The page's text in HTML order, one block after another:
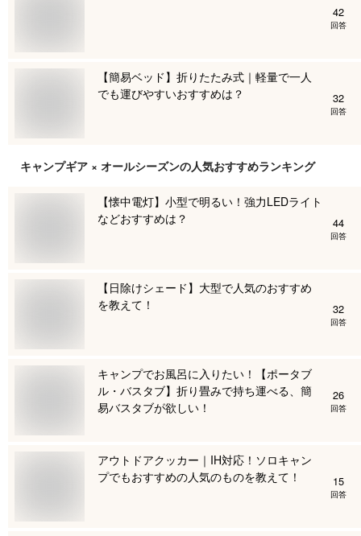
42
回答
【簡易ベッド】折りたたみ式｜軽量で一人
でも運びやすいおすすめは？
32
回答
キャンプギア × オールシーズンの人気おすすめランキング
【懐中電灯】小型で明るい！強力LEDライト
などおすすめは？
44
回答
【日除けシェード】大型で人気のおすすめ
を教えて！
32
回答
キャンプでお風呂に入りたい！【ポータブ
ル・バスタブ】折り畳みで持ち運べる、簡
易バスタブが欲しい！
26
回答
アウトドアクッカー｜IH対応！ソロキャン
プでもおすすめの人気のものを教えて！
15
回答